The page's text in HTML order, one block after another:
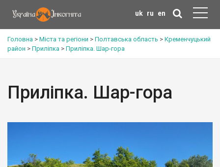
uk ru en
Головна > Міста та регіони > Полтавська область > Кременчуцький
район > Приліпка > Приліпка. Шар-гора
Приліпка. Шар-гора